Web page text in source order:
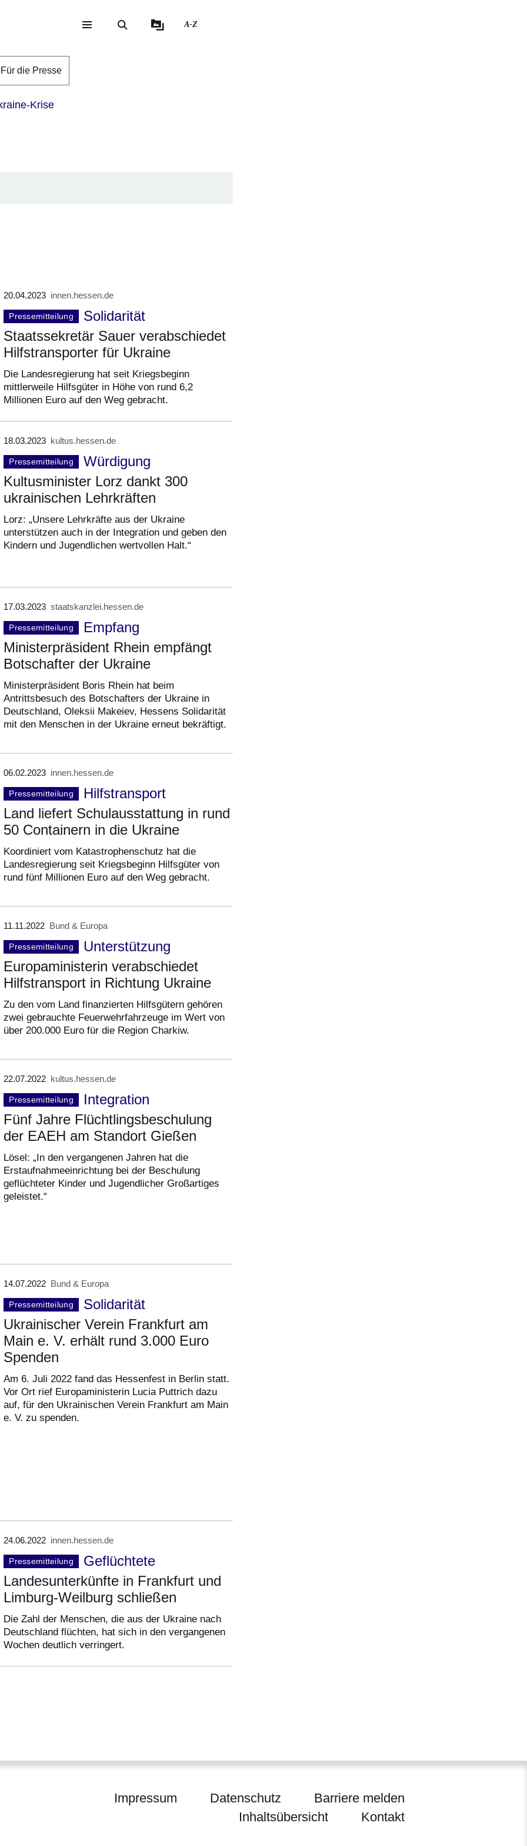
A-Z
Für die Presse
Krise
20.04.2023 innen.hessen.de
Pressemitteilung
Solidarität
Staatssekretär Sauer verabschiedet
Hilfstransporter für Ukraine
Die Landesregierung hat seit Kriegsbeginn
mittlerweile Hilfsgüter in Höhe von rund 6,2
Millionen Euro auf den Weg gebracht.
18.03.2023 kultus.hessen.de
Pressemitteilung
Würdigung
Kultusminister Lorz dankt 300
ukrainischen Lehrkräften
Lorz: „Unsere Lehrkräfte aus der Ukraine
unterstützen auch in der Integration und geben den
Kindern und Jugendlichen wertvollen Halt.“
17.03.2023 staatskanzlei.hessen.de
Pressemitteilung
Empfang
Ministerpräsident Rhein empfängt
Botschafter der Ukraine
Ministerpräsident Boris Rhein hat beim
Antrittsbesuch des Botschafters der Ukraine in
Deutschland, Oleksii Makeiev, Hessens Solidarität
mit den Menschen in der Ukraine erneut bekräftigt.
06.02.2023 innen.hessen.de
Pressemitteilung
Hilfstransport
Land liefert Schulausstattung in rund
50 Containern in die Ukraine
Koordiniert vom Katastrophenschutz hat die
Landesregierung seit Kriegsbeginn Hilfsgüter von
rund fünf Millionen Euro auf den Weg gebracht.
11.11.2022 Bund & Europa
Pressemitteilung
Unterstützung
Europaministerin verabschiedet
Hilfstransport in Richtung Ukraine
Zu den vom Land finanzierten Hilfsgütern gehören
zwei gebrauchte Feuerwehrfahrzeuge im Wert von
über 200.000 Euro für die Region Charkiw.
22.07.2022 kultus.hessen.de
Pressemitteilung
Integration
Fünf Jahre Flüchtlingsbeschulung
der EAEH am Standort Gießen
Lösel: „In den vergangenen Jahren hat die
Erstaufnahmeeinrichtung bei der Beschulung
geflüchteter Kinder und Jugendlicher Großartiges
geleistet.“
14.07.2022 Bund & Europa
Pressemitteilung
Solidarität
Ukrainischer Verein Frankfurt am
Main e. V. erhält rund 3.000 Euro
Spenden
Am 6. Juli 2022 fand das Hessenfest in Berlin statt.
Vor Ort rief Europaministerin Lucia Puttrich dazu
auf, für den Ukrainischen Verein Frankfurt am Main
e. V. zu spenden.
24.06.2022 innen.hessen.de
Pressemitteilung
Geflüchtete
Landesunterkünfte in Frankfurt und
Limburg-Weilburg schließen
Die Zahl der Menschen, die aus der Ukraine nach
Deutschland flüchten, hat sich in den vergangenen
Wochen deutlich verringert.
Impressum Datenschutz
Barriere melden
Inhaltsübersicht
Kontakt